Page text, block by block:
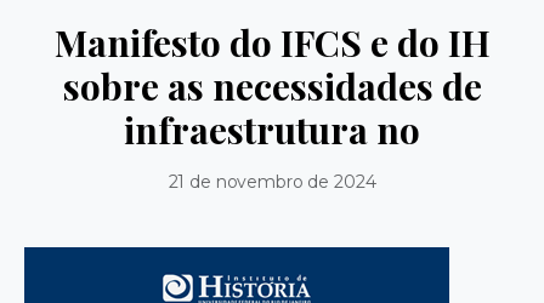
Manifesto do IFCS e do IH
sobre as necessidades de
infraestrutura no
21 de novembro de 2024